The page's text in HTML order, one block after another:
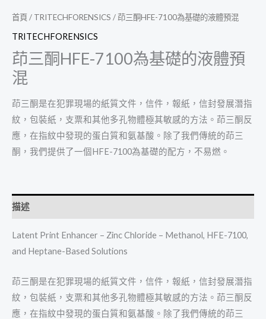
首頁/ TRITECHFORENSICS / 茚三酮HFE-7100為基礎的液體預混
TRITECHFORENSICS
茚三酮HFE-7100為基礎的液體預
混
茚三酮是在犯罪現場的紙質文件，信件，報紙，信封發展潛指
紋，包裝紙，支票和其他多孔物體極其敏感的方法。茚三酮反
應，在指紋中發現的蛋白質和氨基酸。除了我們傳統的茚三
酮，我們提供了一個HFE-7100為基礎的配方，不易燃。
描述
Latent Print Enhancer – Zinc Chloride – Methanol, HFE-7100,
and Heptane-Based Solutions
茚三酮是在犯罪現場的紙質文件，信件，報紙，信封發展潛指
紋，包裝紙，支票和其他多孔物體極其敏感的方法。茚三酮反
應，在指紋中發現的蛋白質和氨基酸。除了我們傳統的茚三